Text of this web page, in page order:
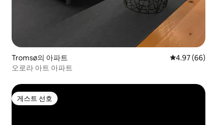
Tromsø의 아파트 평점 4.97점(5
4.97 (66)
오로라 아트 아파트
게스트 선호
게스트 선호